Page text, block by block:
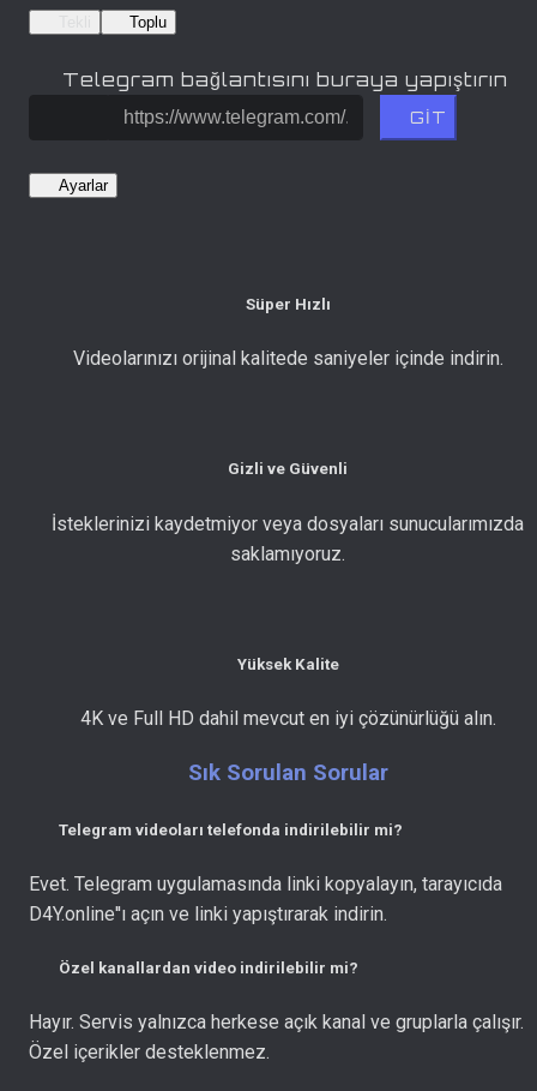
Toplu
Telegram bağlantısını buraya yapıştırın
GİT
Ayarlar
Süper Hızlı
Videolarınızı orijinal kalitede saniyeler içinde indirin.
Gizli ve Güvenli
İsteklerinizi kaydetmiyor veya dosyaları sunucularımızda
saklamıyoruz.
Yüksek Kalite
4K ve Full HD dahil mevcut en iyi çözünürlüğü alın.
Sık Sorulan Sorular
Telegram videoları telefonda indirilebilir mi?
Evet. Telegram uygulamasında linki kopyalayın, tarayıcıda
D4Y.online''ı açın ve linki yapıştırarak indirin.
Özel kanallardan video indirilebilir mi?
Hayır. Servis yalnızca herkese açık kanal ve gruplarla çalışır.
Özel içerikler desteklenmez.